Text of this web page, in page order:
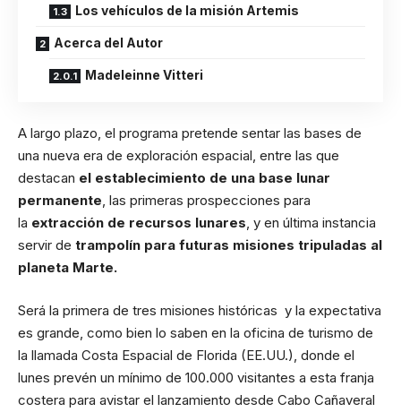
Los vehículos de la misión Artemis
Acerca del Autor
Madeleinne Vitteri
A largo plazo, el programa pretende sentar las bases de
una nueva era de exploración espacial, entre las que
destacan el establecimiento de una base lunar
permanente, las primeras prospecciones para
la extracción de recursos lunares, y en última instancia
servir de trampolín para futuras misiones tripuladas al
planeta Marte.
Será la primera de tres misiones históricas y la expectativa
es grande, como bien lo saben en la oficina de turismo de
la llamada Costa Espacial de Florida (EE.UU.), donde el
lunes prevén un mínimo de 100.000 visitantes a esta franja
costera para avistar el lanzamiento desde Cabo Cañaveral